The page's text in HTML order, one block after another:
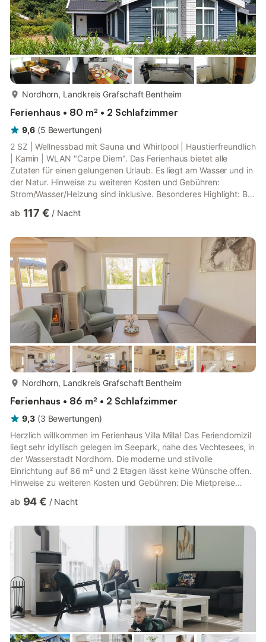
Nordhorn, Landkreis Grafschaft Bentheim
Ferienhaus • 80 m² • 2 Schlafzimmer
9,6 (5 Bewertungen)
2 SZ | Wellnessbad mit Sauna und Whirlpool | Haustierfreundlich
| Kamin | WLAN "Carpe Diem". Das Ferienhaus bietet alle
Zutaten für einen gelungenen Urlaub. Es liegt am Wasser und in
der Natur. Hinweise zu weiteren Kosten und Gebühren:
Strom/Wasser/Heizung sind inklusive. Besonderes Highlight: Bei
Grafschafter Gästekarte. Damit profitieren Sie von zahlreichen
ÖPNV, Mobilität sowie Freizeit/Kultur. Bett- und Badwäsche
sowie Kaminholz können auf Wunsch kostenpflichtig bestellt
werde...
ab 117 € / Nacht
Nordhorn, Landkreis Grafschaft Bentheim
Ferienhaus • 86 m² • 2 Schlafzimmer
9,3 (3 Bewertungen)
Herzlich willkommen im Ferienhaus Villa Milla! Das Feriendomizil
liegt sehr idyllisch gelegen im Seepark, nahe des Vechtesees, in
der Wasserstadt Nordhorn. Die moderne und stilvolle
Einrichtung auf 86 m² und 2 Etagen lässt keine Wünsche offen.
Hinweise zu weiteren Kosten und Gebühren: Die Mietpreise
Übernachtung einen Aufpreis. Kosten für Strom/Gas/Wasser
auf Wunsch kostenpflichtig bestellt werden. Besonderes
Highlight: Bei einer Buchung erhalten Sie eine kostenlose,
digitale Gr...
ab 94 € / Nacht